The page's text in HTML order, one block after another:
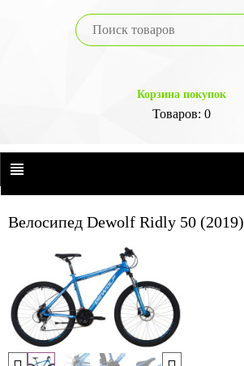
Корзина покупок
Товаров: 0
Велосипед Dewolf Ridly 50 (2019)